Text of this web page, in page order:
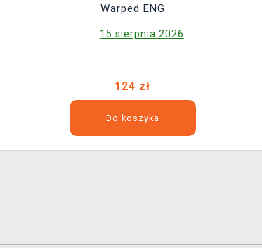
Warped ENG
15 sierpnia 2026
124 zł
Do koszyka